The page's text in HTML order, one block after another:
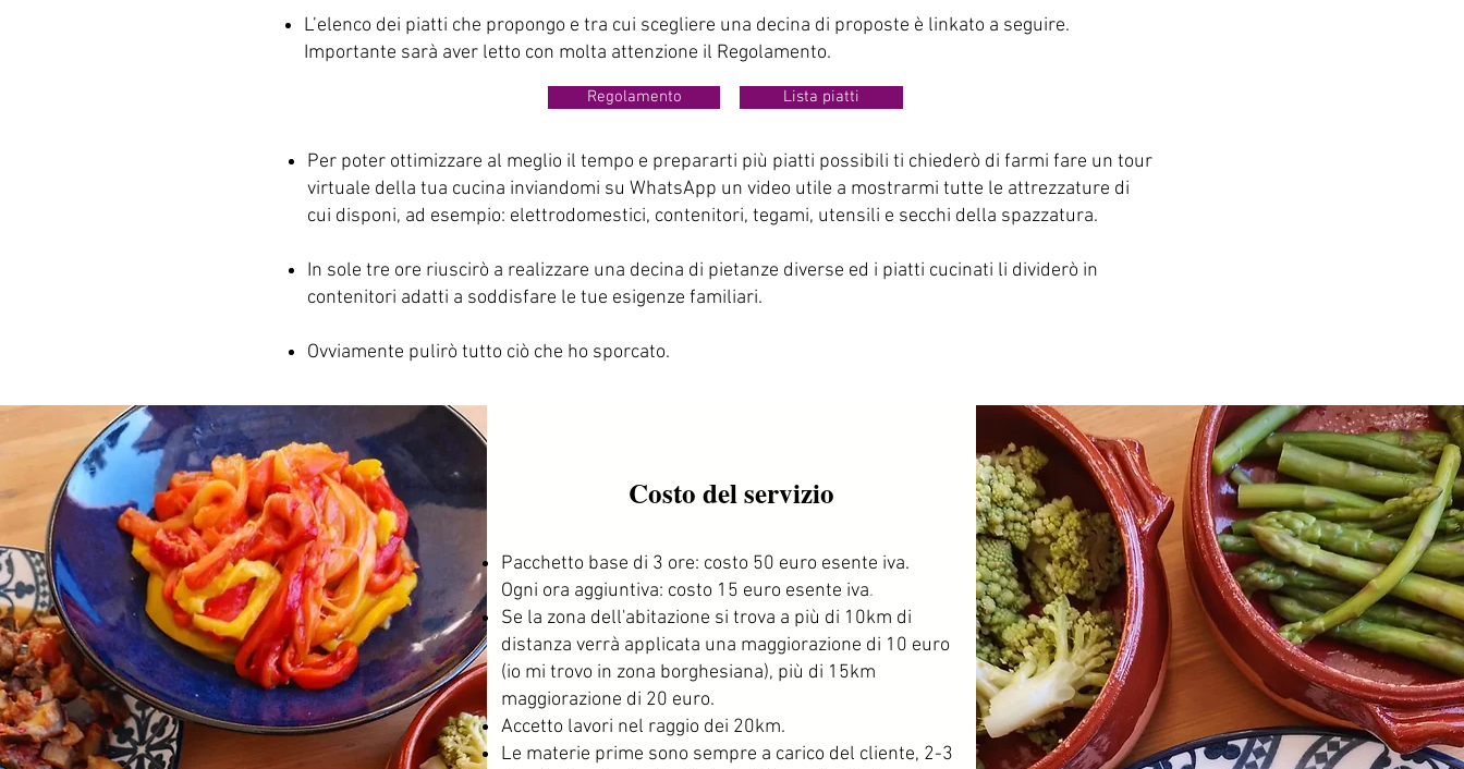
L’elenco dei piatti che propongo e tra cui scegliere una decina di proposte è linkato a seguire.
Importante sarà aver letto con molta attenzione il Regolamento.
Regolamento Lista piatti
Per poter ottimizzare al meglio il tempo e prepararti più piatti possibili ti chiederò di farmi fare un tour
virtuale della tua cucina inviandomi su WhatsApp un video utile a mostrarmi tutte le attrezzature di
cui disponi, ad esempio: elettrodomestici, contenitori, tegami, utensili e secchi della spazzatura.
In sole tre ore riuscirò a realizzare una decina di pietanze diverse ed i piatti cucinati li dividerò in
contenitori adatti a soddisfare le tue esigenze familiari.
Ovviamente pulirò tutto ciò che ho sporcato.
Costo del servizio
Pacchetto base di 3 ore: costo 50 euro esente iva.
Ogni ora aggiuntiva: costo 15 euro esente iva.
Se la zona dell'abitazione si trova a più di 10km di
distanza verrà applicata una maggiorazione di 10 euro
(io mi trovo in zona borghesiana), più di 15km
maggiorazione di 20 euro.
Accetto lavori nel raggio dei 20km.
Le materie prime sono sempre a carico del cliente, 2-3